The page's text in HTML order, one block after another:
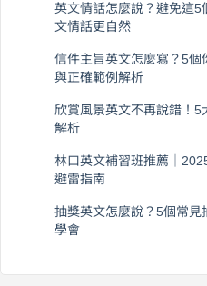
英文情話怎麼說？避免這5
文情話更自然
信件主旨英文怎麼寫？5個
與正確範例解析
欣賞風景英文不再說錯！5
解析
林口英文補習班推薦｜
避雷指南
抽獎英文怎麼說？5個常見
學會